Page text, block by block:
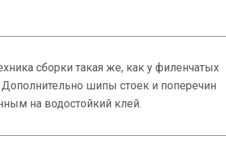
сборки такая же, как у филенчатых
шипы стоек и поперечин
на водостойкий клей.